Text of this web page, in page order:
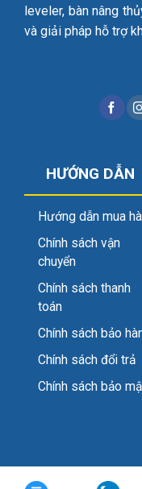
leveler, bàn nâng
và giải pháp hỗ trợ
HƯỚNG DẪN
Hướng dẫn mua
Chính sách vận
chuyển
Chính sách thanh
toán
Chính sách bảo
Chính sách đổi trả
Chính sách bảo